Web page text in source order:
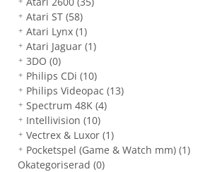
Atari ST(58)
Atari Lynx(1)
Atari Jaguar(1)
3DO(0)
Philips CDi(10)
Philips Videopac(13)
Spectrum 48K(4)
Intellivision(10)
Vectrex & Luxor(1)
Pocketspel (Game & Watch mm)(1)
Okategoriserad (0)